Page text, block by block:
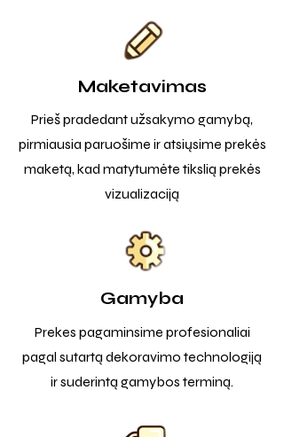
Maketavimas
Prieš pradedant užsakymo gamybą,
pirmiausia paruošime ir atsiųsime prekės
maketą, kad matytumėte tikslią prekės
vizualizaciją
Gamyba
Prekes pagaminsime profesionaliai
pagal sutartą dekoravimo technologiją
ir suderintą gamybos terminą.